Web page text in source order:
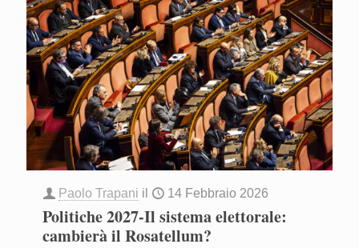
Paolo Trapani il 14 Febbraio 2026
Politiche 2027-Il sistema elettorale:
cambierà il Rosatellum?